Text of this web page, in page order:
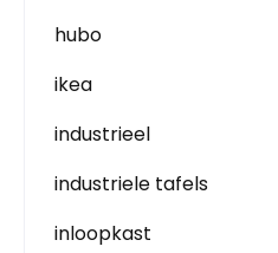
hubo
ikea
industrieel
industriele tafels
inloopkast